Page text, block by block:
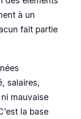
à un
fait partie
salaires,
mauvaise
la base